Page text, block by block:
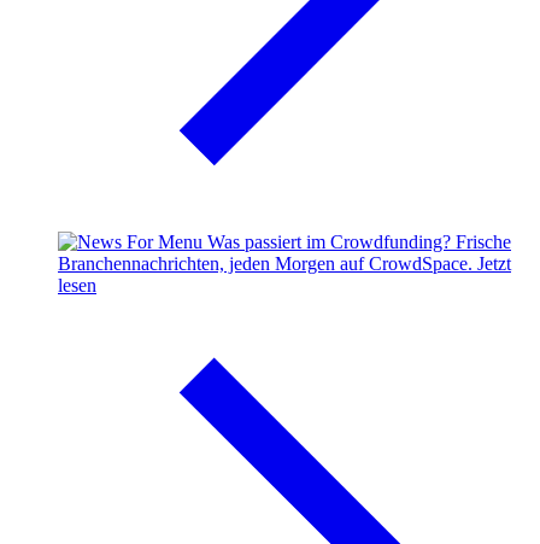
Was passiert im Crowdfunding? Frische
Branchennachrichten, jeden Morgen auf CrowdSpace. Jetzt
lesen